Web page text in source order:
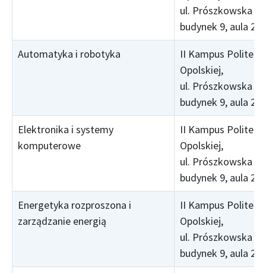
ul. Prószkowska
budynek 9, aula 25
Automatyka i robotyka
II Kampus
Opolskiej,
ul. Prószkowska
budynek 9, aula 25
Elektronika i systemy
komputerowe
II Kampus
Opolskiej,
ul. Prószkowska
budynek 9, aula 25
Energetyka rozproszona i
zarządzanie energią
II Kampus
Opolskiej,
ul. Prószkowska
budynek 9, aula 25